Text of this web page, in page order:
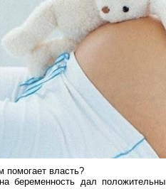
помогает власть?
беременность дал